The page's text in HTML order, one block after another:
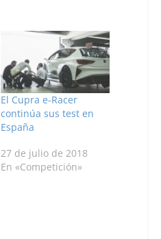
El Cupra e-Racer
continúa sus test en
España
27 de julio de 2018
En «Competición»